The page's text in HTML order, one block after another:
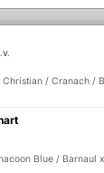
/ Cranach /
Blue / Barnaul